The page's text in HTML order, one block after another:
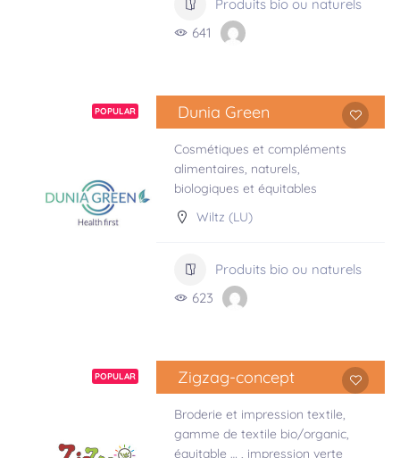
Produits bio ou naturels
641
POPULAR Dunia Green
Cosmétiques et compléments
alimentaires, naturels,
biologiques et équitables
Wiltz (LU)
Produits bio ou naturels
623
POPULAR Zigzag-concept
Broderie et impression textile,
gamme de textile bio/organic,
équitable … , impression verte